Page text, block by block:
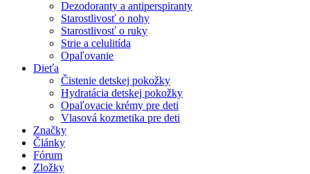
Dezodoranty a antiperspiranty
Starostlivosť o nohy
Starostlivosť o ruky
Strie a celulitída
Opaľovanie
Dieťa
Čistenie detskej pokožky
Hydratácia detskej pokožky
Opaľovacie krémy pre deti
Vlasová kozmetika pre deti
Značky
Články
Fórum
Zložky